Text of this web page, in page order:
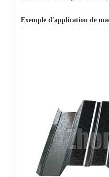
Exemple d'application de